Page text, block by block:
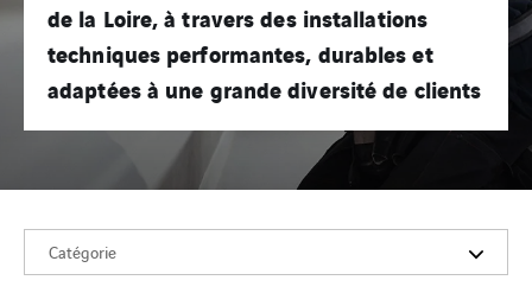
de la Loire, à travers des installations
techniques performantes, durables et
adaptées à une grande diversité de clients
Catégorie